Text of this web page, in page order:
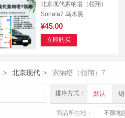
北京现代索纳塔（领翔）
Sonata7 乌木黑
¥45.00
立即购买
> 北京现代 > 索纳塔（领翔）7
排序方式： 默认
商品所在地： 不限地